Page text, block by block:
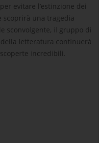
evitare l’estinzione dei
scoprirà una tragedia
sconvolgente, il gruppo di
letteratura continuerà
incredibili.